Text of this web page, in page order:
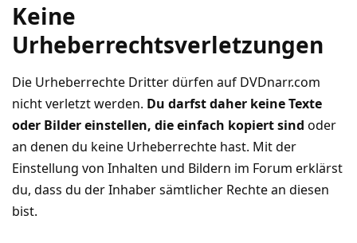
Keine
Urheberrechtsverletzungen
Die Urheberrechte Dritter dürfen auf DVDnarr.com
nicht verletzt werden. Du darfst daher keine Texte
oder Bilder einstellen, die einfach kopiert sind oder
an denen du keine Urheberrechte hast. Mit der
Einstellung von Inhalten und Bildern im Forum erklärst
du, dass du der Inhaber sämtlicher Rechte an diesen
bist.